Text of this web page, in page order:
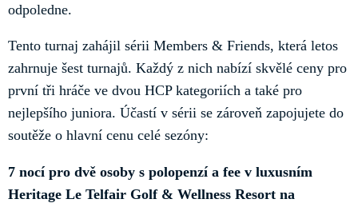
odpoledne.
Tento turnaj zahájil sérii Members & Friends, která letos
zahrnuje šest turnajů. Každý z nich nabízí skvělé ceny pro
první tři hráče ve dvou HCP kategoriích a také pro
nejlepšího juniora. Účastí v sérii se zároveň zapojujete do
soutěže o hlavní cenu celé sezóny:
7 nocí pro dvě osoby s polopenzí a fee v luxusním
Heritage Le Telfair Golf & Wellness Resort na